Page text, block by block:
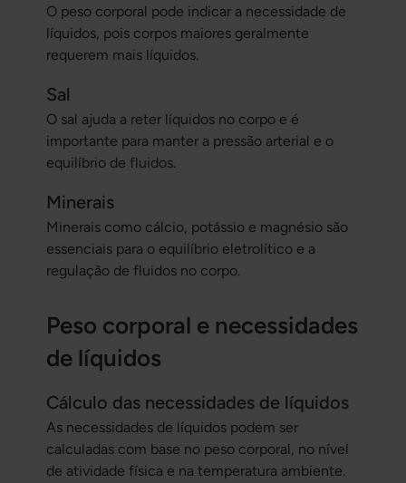
O peso corporal pode indicar a necessidade de
líquidos, pois corpos maiores geralmente
requerem mais líquidos.
Sal
O sal ajuda a reter líquidos no corpo e é
importante para manter a pressão arterial e o
equilíbrio de fluidos.
Minerais
Minerais como cálcio, potássio e magnésio são
essenciais para o equilíbrio eletrolítico e a
regulação de fluidos no corpo.
Peso corporal e necessidades
de líquidos
Cálculo das necessidades de líquidos
As necessidades de líquidos podem ser
calculadas com base no peso corporal, no nível
de atividade física e na temperatura ambiente.